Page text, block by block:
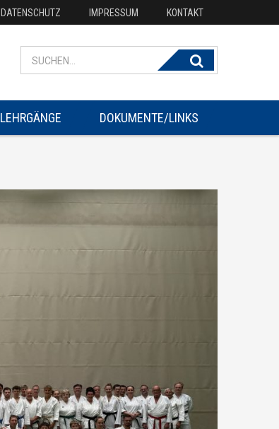
DATENSCHUTZ IMPRESSUM KONTAKT
Search for:
LEHRGÄNGE DOKUMENTE/LINKS